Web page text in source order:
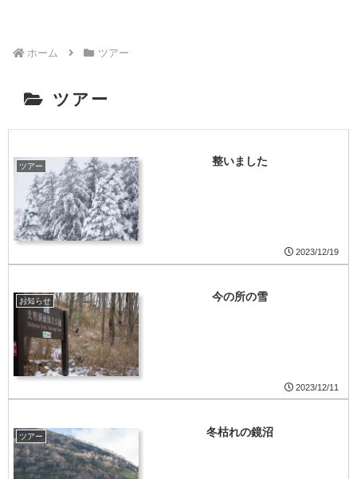
ホーム ツアー
ツアー
ツアー 整いました
2023/12/19
お知らせ 今の所の雪
2023/12/11
ツアー 冬枯れの鏡沼